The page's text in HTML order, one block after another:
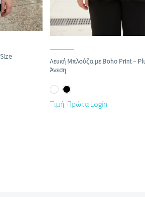
Λευκή Μπλούζα με Boho Print –
Άνεση
Τιμή: Πρώτα Login